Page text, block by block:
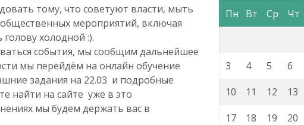
тому, что советуют власти, мыть
мероприятий, включая
холодной :).
события, мы сообщим дальнейшее
мы перейдём на онлайн обучение
задания на 22.03 и подробные
найти на сайте уже в это
мы будем держать вас в
Пн
Вт Ср Чт
3
4 5 6
10
11 12 13
17
18 19 20